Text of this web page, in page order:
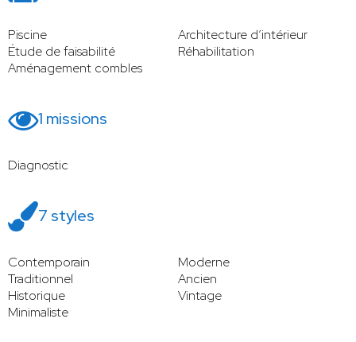
Piscine
Architecture d’intérieur
Étude de faisabilité
Réhabilitation
Aménagement combles
1 missions
Diagnostic
7 styles
Contemporain
Moderne
Traditionnel
Ancien
Historique
Vintage
Minimaliste